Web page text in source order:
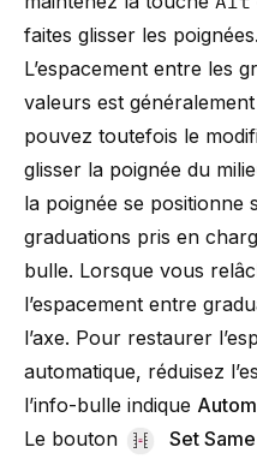
faites glisser les poignées.
L’espacement entre les
valeurs est
pouvez toutefois le
glisser la poignée du
la poignée se positionne
graduations pris en
bulle. Lorsque vous
l’espacement entre
l’axe. Pour restaurer
automatique, réduisez
l’info-bulle indique
Le bouton
Set